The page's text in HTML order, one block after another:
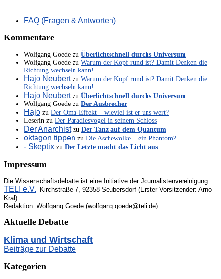
FAQ (Fragen & Antworten)
Kommentare
Wolfgang Goede zu Überlichtschnell durchs Universum
Wolfgang Goede zu Warum der Kopf rund ist? Damit Denken die
Richtung wechseln kann!
Hajo Neubertzu Warum der Kopf rund ist? Damit Denken die
Richtung wechseln kann!
Hajo Neubertzu Überlichtschnell durchs Universum
Wolfgang Goede zu Der Ausbrecher
Hajo zu Der Oma-Effekt – wieviel ist er uns wert?
Leserin zu Der Paradiesvogel in seinem Schloss
Der Anarchistzu Der Tanz auf dem Quantum
oktagon tippen zu Die Aschewolke – ein Phantom?
- Skeptix zu Der Letzte macht das Licht aus
Impressum
Die Wissenschaftsdebatte ist eine Initiative der Journalistenvereinigung
TELI e.V., Kirchstraße 7, 92358 Seubersdorf (Erster Vorsitzender: Arno
Kral)
Redaktion: Wolfgang Goede (wolfgang.goede@teli.de)
Aktuelle Debatte
Klima und Wirtschaft
Beiträge zur Debatte
Kategorien